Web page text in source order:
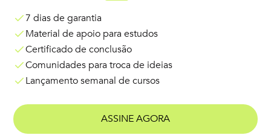
7 dias de garantia
Material de apoio para estudos
Certificado de conclusão
Comunidades para troca de ideias
Lançamento semanal de cursos
ASSINE AGORA